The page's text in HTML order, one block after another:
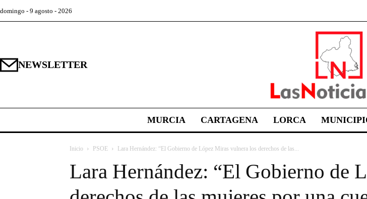
domingo - 9 agosto - 2026
NEWSLETTER
MURCIA CARTAGENA LORCA
Inicio PSOE Lara Hernández: “El Gobierno de López Miras vulnera los derechos de las...
Lara Hernández: “El Gobierno de